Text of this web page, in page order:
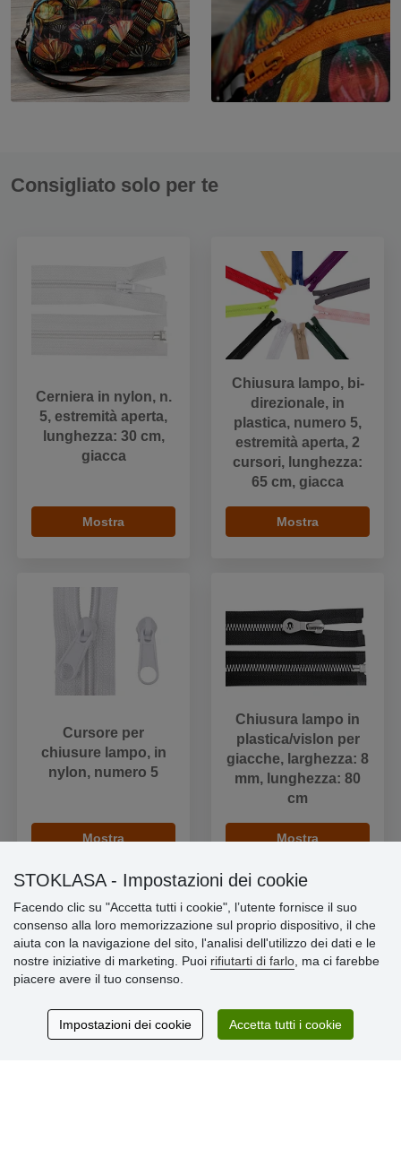
Consigliato solo per te
Cerniera in nylon, n.
5, estremità aperta,
lunghezza: 30 cm,
giacca
Mostra
Chiusura lampo, bi-
direzionale, in
plastica, numero 5,
estremità aperta, 2
cursori, lunghezza:
65 cm, giacca
Mostra
Cursore per
chiusure lampo, in
nylon, numero 5
Mostra
Chiusura lampo in
plastica/vislon per
giacche, larghezza: 8
mm, lunghezza: 80
cm
Mostra
Informazioni importanti
» Impostazioni dei cookie
» Informativa sulla Privacy
» Consegna e pagamento
STOKLASA - Impostazioni dei cookie
Facendo clic su "Accetta tutti i cookie", l’utente fornisce il suo
consenso alla loro memorizzazione sul proprio dispositivo, il che
aiuta con la navigazione del sito, l'analisi dell'utilizzo dei dati e le
nostre iniziative di marketing. Puoi rifiutarti di farlo , ma ci farebbe
piacere avere il tuo consenso.
Impostazioni dei cookie Accetta tutti i cookie